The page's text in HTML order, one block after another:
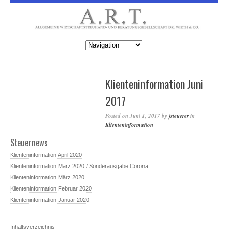
Klienteninformation Juni
2017
Posted on Juni 1, 2017by jsteuererin
Klienteninformation
Steuernews
Klienteninformation April 2020
Klienteninformation März 2020 / Sonderausgabe Corona
Klienteninformation März 2020
Klienteninformation Februar 2020
Klienteninformation Januar 2020
Inhaltsverzeichnis